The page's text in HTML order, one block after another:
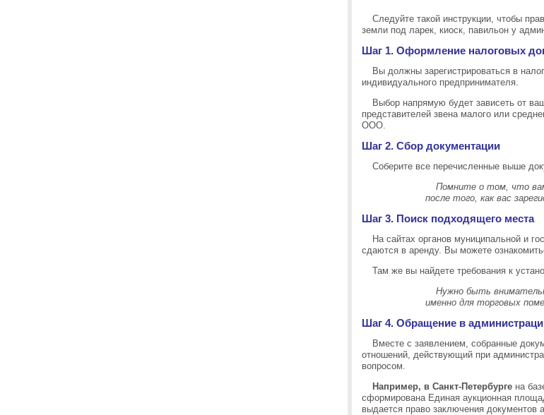
Следуйте такой инструкции, чтобы
земли под ларек, киоск, павильон у
Шаг 1. Оформление налоговых
Вы должны зарегистрироваться в
индивидуального предпринимателя.
Выбор напрямую будет зависеть от
представителей звена малого или
ООО.
Шаг 2. Сбор документации
Соберите все перечисленные выше
Помните о том, что
после того, как вас
Шаг 3. Поиск подходящего места
На сайтах органов муниципальной и
сдаются в аренду. Вы можете
Там же вы найдете требования к
Нужно быть
именно для торговых
Шаг 4. Обращение в
Вместе с заявлением, собранные
отношений, действующий при
вопросом.
Например, в Санкт-Петербурге на
сформирована Единая аукционная
выдается право заключения документов